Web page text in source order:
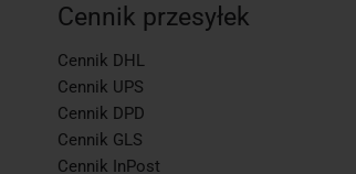
Cennik przesyłek
Cennik DHL
Cennik UPS
Cennik DPD
Cennik GLS
Cennik InPost